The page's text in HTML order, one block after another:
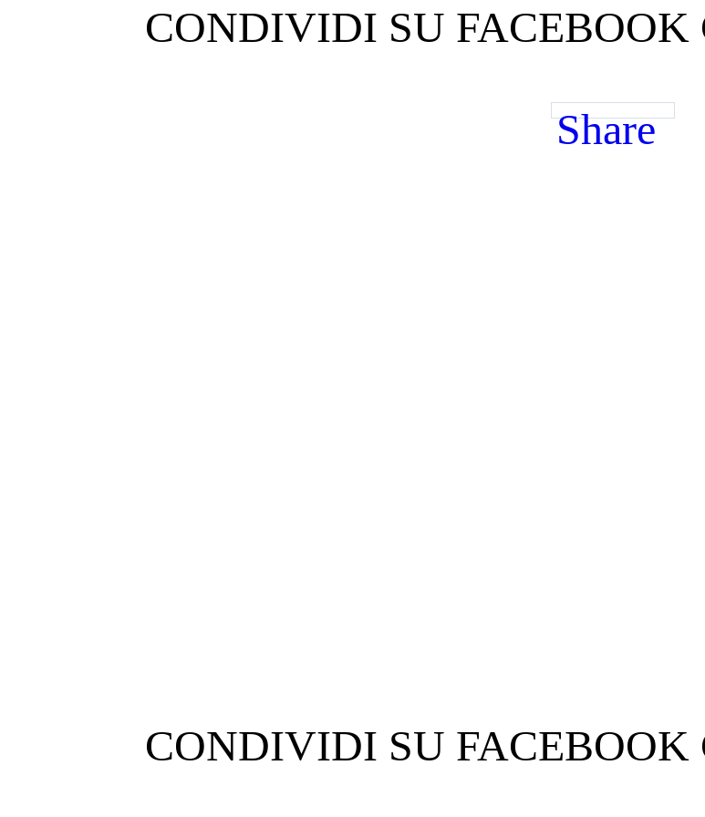
CONDIVIDI SU FACEBOOK
Share
CONDIVIDI SU FACEBOOK